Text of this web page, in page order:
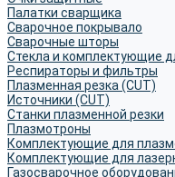
Палатки сварщика
Сварочное покрывало
Сварочные шторы
Стекла и комплектующие
Респираторы и фильтры
Плазменная резка (CUT)
Источники (CUT)
Станки плазменной резки
Плазмотроны
Комплектующие для
Комплектующие для
Газосварочное